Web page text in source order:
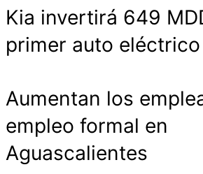
Kia invertirá 649
primer auto
Aumentan los
empleo formal en
Aguascalientes